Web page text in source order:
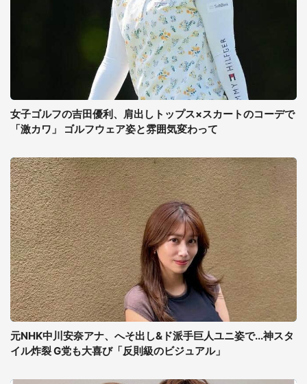
女子ゴルフの吉田優利、肩出しトップス×スカートのコーデで
「激カワ」 ゴルフウェア姿と雰囲気変わって
元NHK中川安奈アナ、へそ出し&ド派手巨人ユニ姿で...神スタ
イル炸裂 G党も大喜び「反則級のビジュアル」